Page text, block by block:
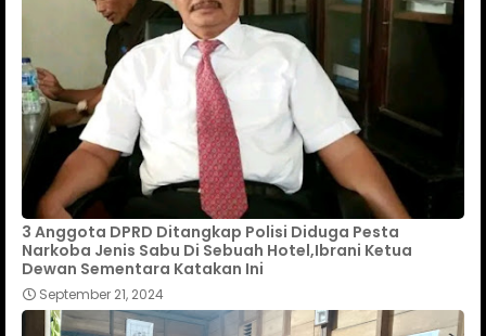
3 Anggota DPRD Ditangkap Polisi Diduga Pesta
Narkoba Jenis Sabu Di Sebuah Hotel,Ibrani Ketua
Dewan Sementara Katakan Ini
September 21, 2024